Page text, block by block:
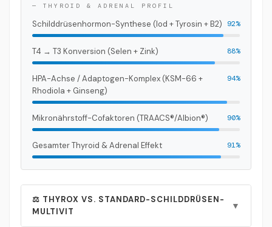
Cofaktor der Deiodinasen
Makronährstoff-
Regulation.
— THYROID & ADRENAL PROFIL
Schilddrüsenhormon-Synthese (Iod + Tyrosin + B2) 92%
T4 → T3 Konversion (Selen + Zink) 88%
HPA-Achse / Adaptogen-Komplex (KSM-66 +
Rhodiola + Ginseng)
94%
Mikronährstoff-Cofaktoren (TRAACS®/Albion®) 90%
Gesamter Thyroid & Adrenal Effekt 91%
⚖️ THYROX VS. STANDARD-SCHILDDRÜSEN-
MULTIVIT
▼